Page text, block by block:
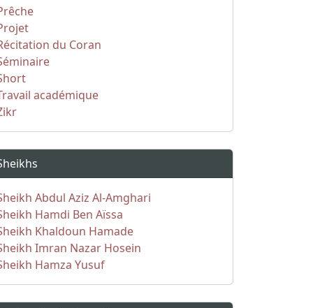
du Coran
académique
Abdul Aziz Al-Amghari
Hamdi Ben Aïssa
Khaldoun Hamade
Imran Nazar Hosein
Hamza Yusuf